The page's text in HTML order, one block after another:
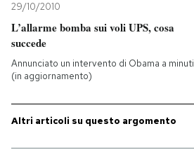
29/10/2010
L’allarme bomba sui voli UPS, cosa
succede
Annunciato un intervento di Obama a minuti
(in aggiornamento)
Altri articoli su questo argomento